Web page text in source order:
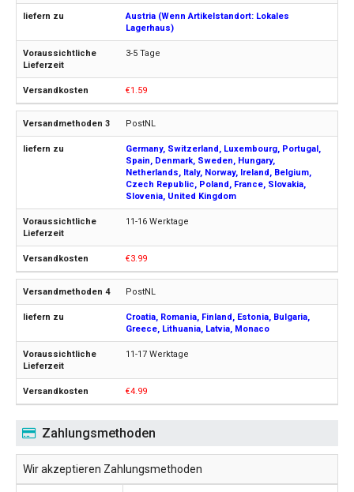
Austria (Wenn Artikelstandort: Lokales
Lagerhaus)
3-5 Tage
€1.59
PostNL
Germany, Switzerland, Luxembourg, Portugal,
Spain, Denmark, Sweden, Hungary,
Netherlands, Italy, Norway, Ireland, Belgium,
Czech Republic, Poland, France, Slovakia,
Slovenia, United Kingdom
11-16 Werktage
€3.99
PostNL
Croatia, Romania, Finland, Estonia, Bulgaria,
Greece, Lithuania, Latvia, Monaco
11-17 Werktage
€4.99
Zahlungsmethoden
Wir akzeptieren Zahlungsmethoden